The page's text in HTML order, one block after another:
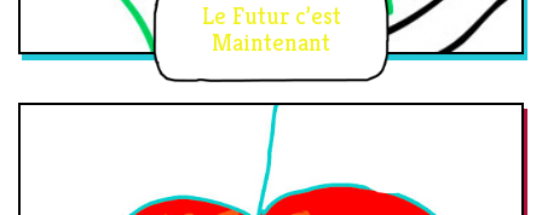
Le Futur c’est
Maintenant